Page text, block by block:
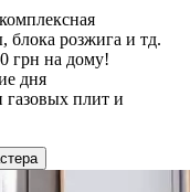
блока розжига и тд.
грн на дому!
дня
плит и